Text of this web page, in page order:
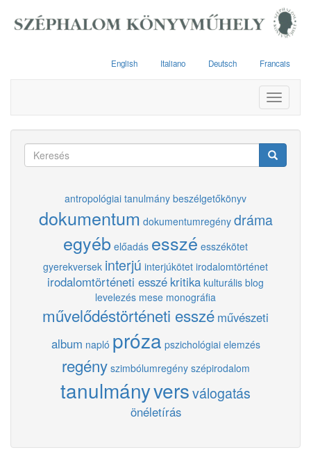
English Italiano Deutsch Francais
Toggle
Keresés
antropológiai tanulmány beszélgetőkönyv
dokumentum dokumentumregény dráma
egyéb előadás esszé esszékötet
gyerekversek interjú interjúkötet irodalomtörténet
irodalomtörténeti esszé kritika kulturális blog
levelezés mese monográfia
művelődéstörténeti esszé művészeti
album napló próza pszichológiai elemzés
regény szimbólumregény szépirodalom
tanulmányversválogatás
önéletírás